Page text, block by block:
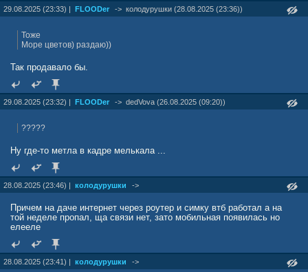
29.08.2025 (23:33) | FLOODer -> колодурушки (28.08.2025 (23:36))
Тоже
Море цветов) раздаю))
Так продавало бы.
29.08.2025 (23:32) | FLOODer -> dedVova (26.08.2025 (09:20))
?????
Ну где-то метла в кадре мелькала ...
28.08.2025 (23:46) | колодурушки ->
Причем на даче интернет через роутер и симку втб работал а на
той неделе пропал, ща связи нет, зато мобильная появилась но
елееле
28.08.2025 (23:41) | колодурушки ->